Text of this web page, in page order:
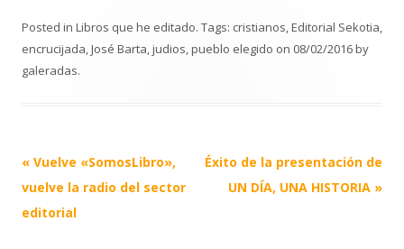
Posted in Libros que he editado. Tags: cristianos,Editorial Sekotia,
encrucijada,José Barta,judios,pueblo elegido on 08/02/2016by
galeradas.
Post
navigation
« Vuelve «SomosLibro»,
vuelve la radio del sector
editorial
Éxito de la presentación de
UN DÍA, UNA HISTORIA »